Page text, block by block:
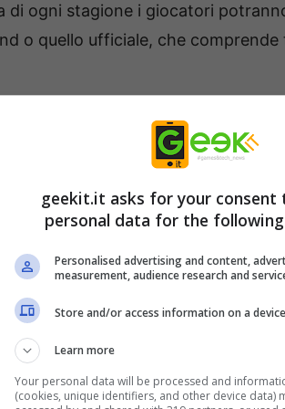
di ogni stagione i giocatori
o quello ufficiale, che comprende
i momenti decisivi chiave del
ogni stagione, i giocatori si
con un obiettivo diverso da
percorso di carriera prenderà
estiva, in base alle loro
la stessa squadra, rimanere
consisteranno solo nel vincere le
permettendo ai giocatori di
design della modalità carriera
geekit.it asks for your consent
personal data for the
Personalised advertising and content,
measurement, audience research and
Store and/or access information on a device
Learn more
Your personal data will be processed and
(cookies, unique identifiers, and other device data)